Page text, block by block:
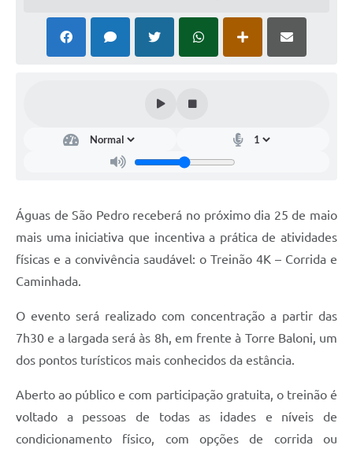
Águas de São Pedro receberá no próximo dia 25 de maio
mais uma iniciativa que incentiva a prática de atividades
físicas e a convivência saudável: o Treinão 4K – Corrida e
Caminhada.
O evento será realizado com concentração a partir das
7h30 e a largada será às 8h, em frente à Torre Baloni, um
dos pontos turísticos mais conhecidos da estância.
Aberto ao público e com participação gratuita, o treinão é
voltado a pessoas de todas as idades e níveis de
condicionamento físico, com opções de corrida ou